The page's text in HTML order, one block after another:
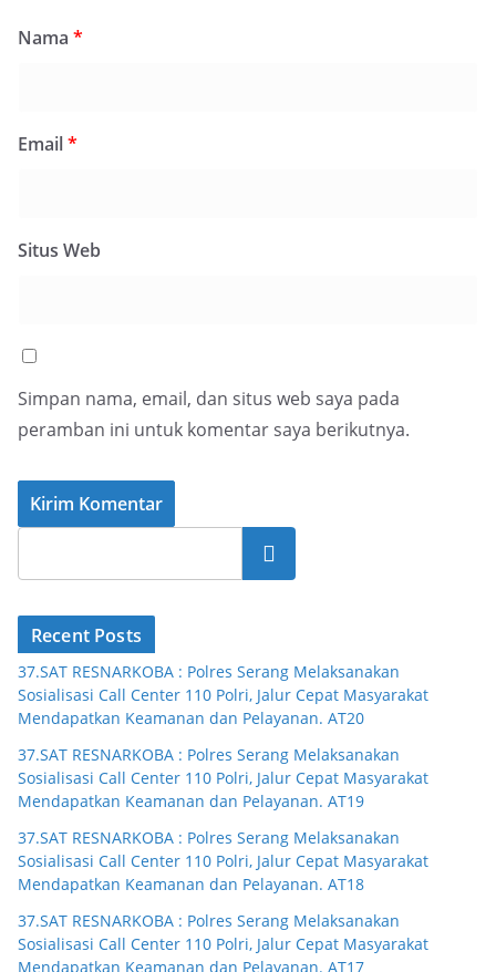
Nama *
Email*
Situs Web
Simpan nama, email, dan situs web saya pada
peramban ini untuk komentar saya berikutnya.
Cari
Recent Posts
37.SAT RESNARKOBA : Polres Serang Melaksanakan
Sosialisasi Call Center 110 Polri, Jalur Cepat Masyarakat
Mendapatkan Keamanan dan Pelayanan. AT20
37.SAT RESNARKOBA : Polres Serang Melaksanakan
Sosialisasi Call Center 110 Polri, Jalur Cepat Masyarakat
Mendapatkan Keamanan dan Pelayanan. AT19
37.SAT RESNARKOBA : Polres Serang Melaksanakan
Sosialisasi Call Center 110 Polri, Jalur Cepat Masyarakat
Mendapatkan Keamanan dan Pelayanan. AT18
37.SAT RESNARKOBA : Polres Serang Melaksanakan
Sosialisasi Call Center 110 Polri, Jalur Cepat Masyarakat
Mendapatkan Keamanan dan Pelayanan. AT17